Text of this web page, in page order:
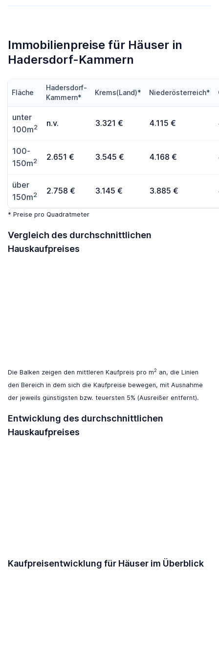
Immobilienpreise für Häuser in
Hadersdorf-Kammern
Fläche
Hadersdorf-
Kammern*
Krems(Land)* Niederösterreich*
unter
100m2 n.v. 3.321 € 4.115 €
100-
150m2 2.651 € 3.545 € 4.168 €
über
150m2 2.758 € 3.145 € 3.885 €
* Preise pro Quadratmeter
Vergleich des durchschnittlichen
Hauskaufpreises
Die Balken zeigen den mittleren Kaufpreis pro m2 an, die Linien
den Bereich in dem sich die Kaufpreise bewegen, mit Ausnahme
der jeweils günstigsten bzw. teuersten 5% (Ausreißer entfernt).
Entwicklung des durchschnittlichen
Hauskaufpreises
Kaufpreisentwicklung für Häuser im Überblick